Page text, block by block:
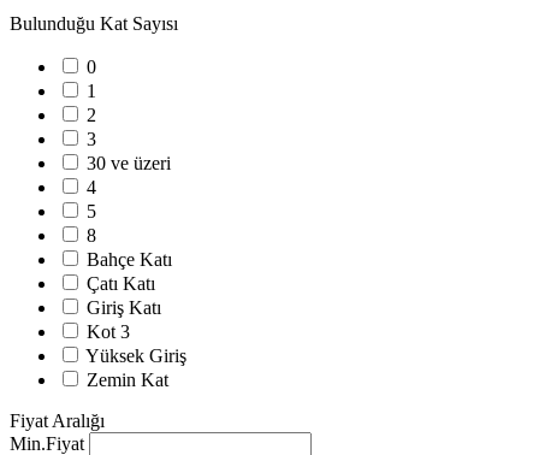
Bulunduğu Kat Sayısı
0
1
2
3
30 ve üzeri
4
5
8
Bahçe Katı
Çatı Katı
Giriş Katı
Kot 3
Yüksek Giriş
Zemin Kat
Fiyat Aralığı
Min.Fiyat